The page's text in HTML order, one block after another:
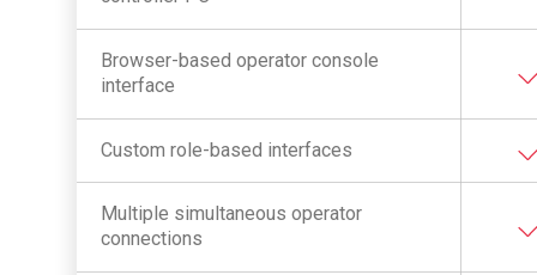
Browser-based operator console
interface
Custom role-based interfaces
Multiple simultaneous operator
connections